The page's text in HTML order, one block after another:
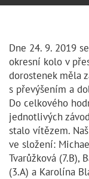
Dne 24. 9. 2019
okresní kolo v
dorostenek měla
s převýšením a
Do celkového
jednotlivých
stalo vítězem.
ve složení:
Tvarůžková (7.B),
(3.A) a Karolína